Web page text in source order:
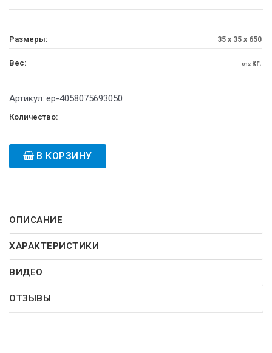
Размеры: 35 x 35 x 650
Вес: 0,12кг.
Артикул: ep-4058075693050
Количество:
В КОРЗИНУ
ОПИСАНИЕ
ХАРАКТЕРИСТИКИ
ВИДЕО
ОТЗЫВЫ